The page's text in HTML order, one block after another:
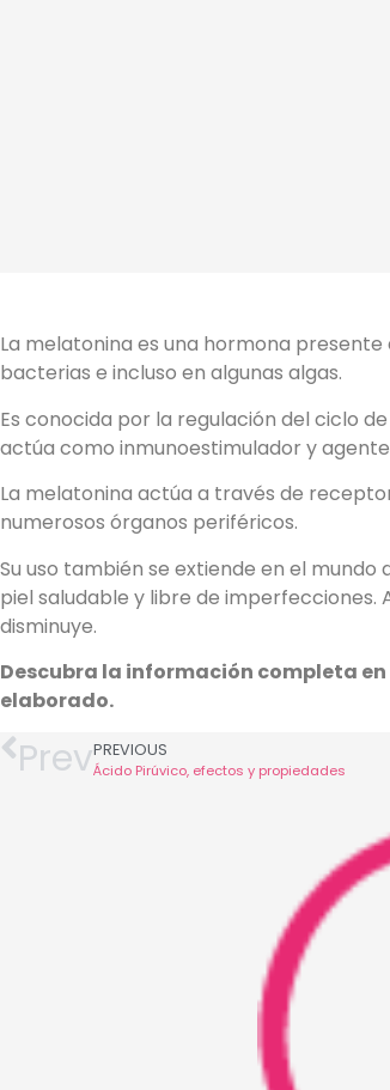
La melatonina es una hormona
bacterias e incluso en algunas algas.
Es conocida por la regulación del ciclo
actúa como inmunoestimulador y
La melatonina actúa a través de
numerosos órganos periféricos.
Su uso también se extiende en el
piel saludable y libre de imperfecciones.
disminuye.
Descubra la información completa en
elaborado.
PrevPREVIOUS
Ácido Pirúvico, efectos y propiedades